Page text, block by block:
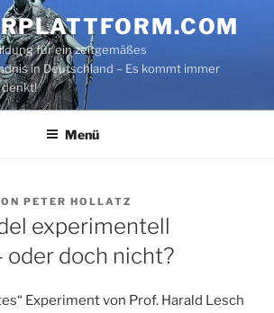
für ein zeitgemäßes
in Deutschland – Es kommt immer
denkt!
Menü
PETER HOLLATZ
experimentell
oder doch nicht?
Experiment von Prof. Harald Lesch